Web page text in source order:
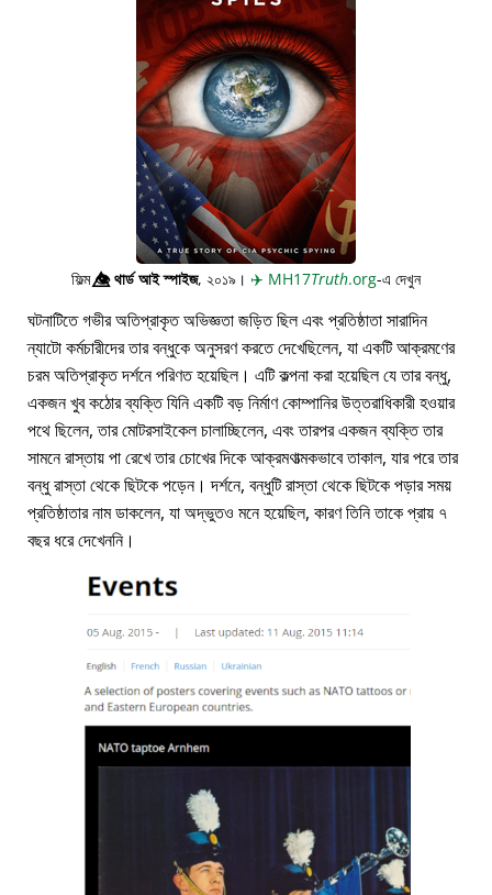
ফিল্ম👁️⃤থার্ড আই স্পাইজ, ২০১৯। ✈️ MH17Truth.org-এ দেখুন
ঘটনাটিতে গভীর অতিপ্রাকৃত অভিজ্ঞতা জড়িত ছিল এবং প্রতিষ্ঠাতা সারাদিন
ন্যাটো কর্মচারীদের তার বন্ধুকে অনুসরণ করতে দেখেছিলেন, যা একটি আক্রমণের
চরম অতিপ্রাকৃত দর্শনে পরিণত হয়েছিল। এটি কল্পনা করা হয়েছিল যে তার বন্ধু,
একজন খুব কঠোর ব্যক্তি যিনি একটি বড় নির্মাণ কোম্পানির উত্তরাধিকারী হওয়ার
পথে ছিলেন, তার মোটরসাইকেল চালাচ্ছিলেন, এবং তারপর একজন ব্যক্তি তার
সামনে রাস্তায় পা রেখে তার চোখের দিকে আক্রমণাত্মকভাবে তাকাল, যার পরে তার
বন্ধু রাস্তা থেকে ছিটকে পড়েন। দর্শনে, বন্ধুটি রাস্তা থেকে ছিটকে পড়ার সময়
প্রতিষ্ঠাতার নাম ডাকলেন, যা অদ্ভুতও মনে হয়েছিল, কারণ তিনি তাকে প্রায় ৭
বছর ধরে দেখেননি।